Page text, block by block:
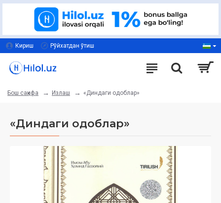
Кириш Рўйхатдан ўтиш
Бош саҳифа Излаш «Диндаги одоблар»
«Диндаги одоблар»